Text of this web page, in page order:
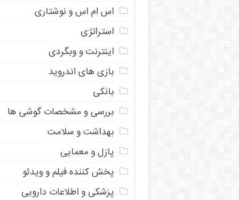
اس ام اس و نوشتاری
استراتژی
اینترنت و وبگردی
بازی های اندروید
بانکی
بررسی و مشخصات گوشی ها
بهداشت و سلامت
پازل و معمایی
پخش کننده فیلم و ویدئو
پزشکی و اطلاعات دارویی